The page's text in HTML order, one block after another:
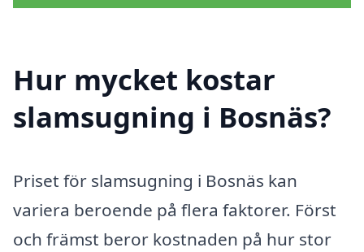
Hur mycket kostar
slamsugning i Bosnäs?
Priset för slamsugning i Bosnäs kan
variera beroende på flera faktorer. Först
och främst beror kostnaden på hur stor